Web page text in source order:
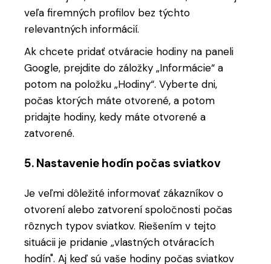
veľa firemných profilov bez týchto
relevantných informácií.
Ak chcete pridať otváracie hodiny na paneli
Google, prejdite do záložky „Informácie“ a
potom na položku „Hodiny“. Vyberte dni,
počas ktorých máte otvorené, a potom
pridajte hodiny, kedy máte otvorené a
zatvorené.
5. Nastavenie hodín počas sviatkov
Je veľmi dôležité informovať zákazníkov o
otvorení alebo zatvorení spoločnosti počas
rôznych typov sviatkov. Riešením v tejto
situácii je pridanie „vlastných otváracích
hodín". Aj keď sú vaše hodiny počas sviatkov